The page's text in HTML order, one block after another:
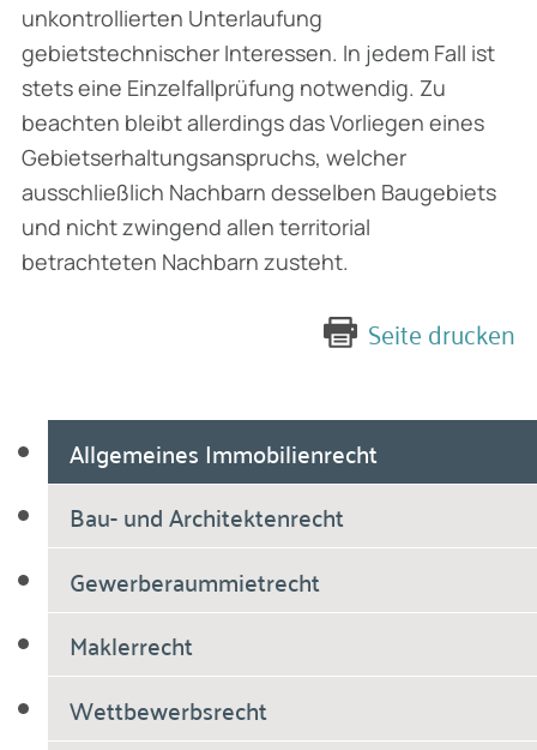
Allgemeines Immobilienrecht
Bau- und Architektenrecht
Gewerberaummietrecht
Maklerrecht
Wettbewerbsrecht
unkontrollierten Unterlaufung
gebietstechnischer Interessen. In jedem Fall ist
stets eine Einzelfallprüfung notwendig. Zu
beachten bleibt allerdings das Vorliegen eines
Gebietserhaltungsanspruchs, welcher
ausschließlich Nachbarn desselben Baugebiets
und nicht zwingend allen territorial
betrachteten Nachbarn zusteht.
Seite drucken